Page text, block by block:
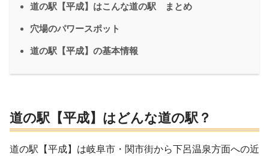
道の駅【平成】はこんな道の駅 まとめ
穴場のパワースポット
道の駅【平成】の基本情報
道の駅【平成】はどんな道の駅？
道の駅【平成】は岐阜市・関市街から下呂温泉方面への近